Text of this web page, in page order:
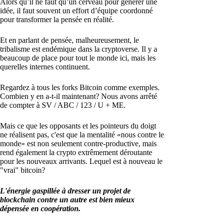
idée, il faut souvent un effort d’équipe coordonné
pour transformer la pensée en réalité.
Et en parlant de pensée, malheureusement, le
tribalisme est endémique dans la cryptoverse. Il y a
beaucoup de place pour tout le monde ici, mais les
querelles internes continuent.
Regardez à tous les forks Bitcoin comme exemples.
Combien y en a-t-il maintenant? Nous avons arrêté
de compter à SV / ABC / 123 / U + ME.
Mais ce que les opposants et les pointeurs du doigt
ne réalisent pas, c'est que la mentalité «nous contre le
monde» est non seulement contre-productive, mais
rend également la crypto extrêmement déroutante
pour les nouveaux arrivants. Lequel est à nouveau le
"vrai" bitcoin?
L'énergie gaspillée à dresser un projet de
blockchain contre un autre est bien mieux
dépensée en coopération.